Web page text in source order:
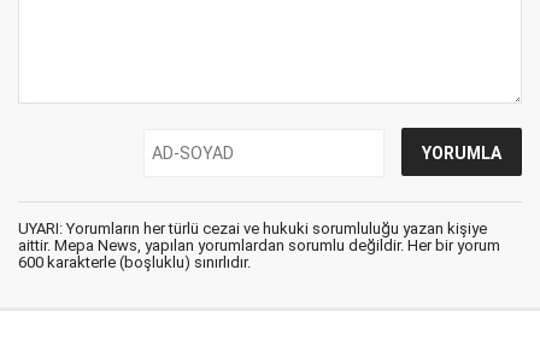
UYARI: Yorumların her türlü cezai ve hukuki sorumluluğu yazan kişiye
aittir. Mepa News, yapılan yorumlardan sorumlu değildir. Her bir yorum
600 karakterle (boşluklu) sınırlıdır.